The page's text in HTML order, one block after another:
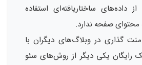
ساختاریافته‌ای استفاده
محتوای صفحه ندارد.
گذاری در وبلاگ‌های دیگران با
رایگان یکی دیگر از روش‌های سئو